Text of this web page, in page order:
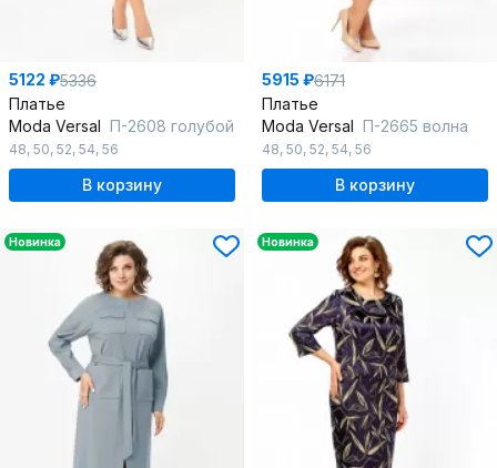
5122 ₽5336
Платье
Moda Versal П-2608 голубой
48, 50, 52, 54, 56
В корзину
5915 ₽6171
Платье
Moda Versal П-2665 волна
48, 50, 52, 54, 56
В корзину
Новинка Новинка